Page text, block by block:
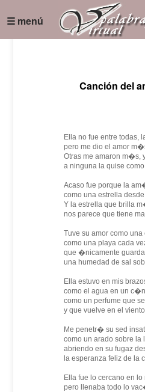
☰ menú
Canción del
Ella no fue entre todas,
pero me dio el amor
Otras me amaron m�s,
a ninguna la quise
Acaso fue porque la
como una estrella
Y la estrella que brilla
nos parece que tiene
Tuve su amor como una
como una playa cada
que �nicamente
una humedad de sal
Ella estuvo en mis
como el agua en un
como un perfume que
y que vuelve en el
Me penetr� su sed
como un arado sobre la
abriendo en su fugaz
la esperanza feliz de la
Ella fue lo cercano en lo
pero llenaba todo lo